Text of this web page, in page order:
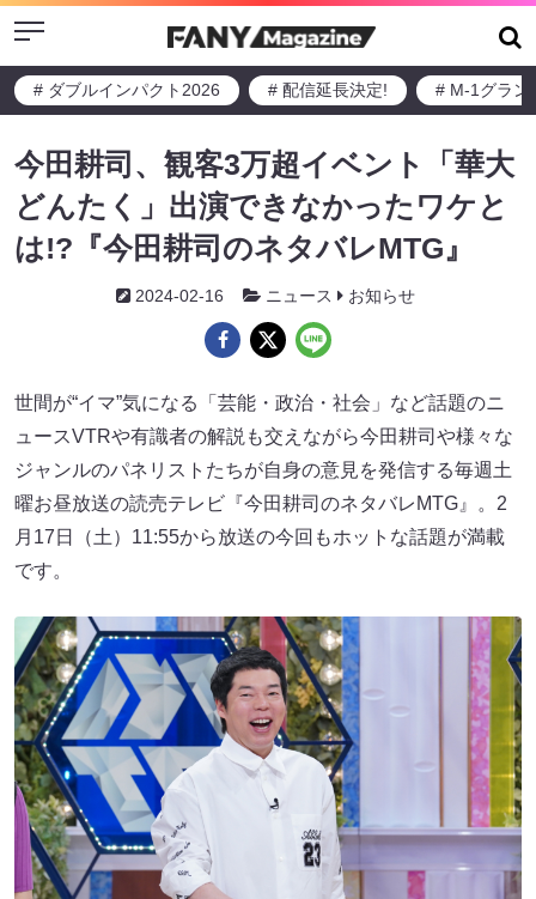
Menu
# ダブルインパクト2026 # 配信延長決定! # M-1グラン
今田耕司、観客3万超イベント「華大
どんたく」出演できなかったワケと
は!?『今田耕司のネタバレMTG』
2024-02-16 ニュース お知らせ
世間が“イマ”気になる「芸能・政治・社会」など話題のニ
ュースVTRや有識者の解説も交えながら今田耕司や様々な
ジャンルのパネリストたちが自身の意見を発信する毎週土
曜お昼放送の読売テレビ『今田耕司のネタバレMTG』。2
月17日（土）11:55から放送の今回もホットな話題が満載
です。